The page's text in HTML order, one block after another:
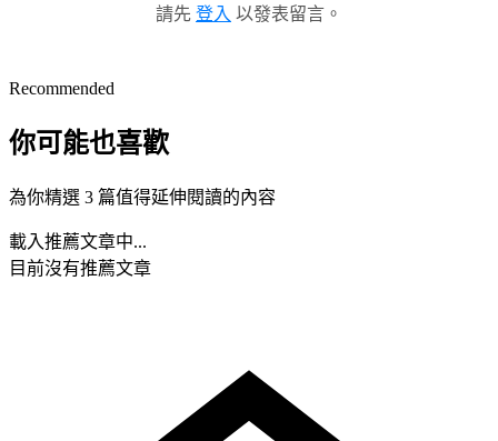
請先 登入 以發表留言。
Recommended
你可能也喜歡
為你精選 3 篇值得延伸閱讀的內容
載入推薦文章中...
目前沒有推薦文章